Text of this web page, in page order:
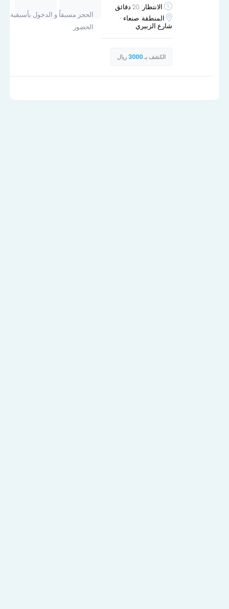
الانتظار: 20 دقائق
المنطقة: صنعاء -
شارع الزبيري
الكشف بـ3000 ريال
الحجز مسبقاً و الدخول بأسبقية
الحضور